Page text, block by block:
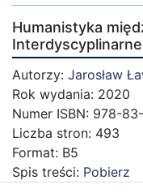
Humanistyka
Autorzy: Jarosław
Rok wydania: 2020
Numer ISBN: 978-
Liczba stron: 493
Format: B5
Spis treści: Pobierz